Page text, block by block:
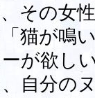
その女
猫が鳴
が欲し
自分の